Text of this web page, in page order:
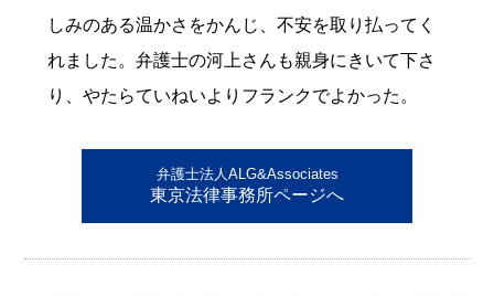
しみのある温かさをかんじ、不安を取り払ってく
れました。弁護士の河上さんも親身にきいて下さ
り、やたらていねいよりフランクでよかった。
弁護士法人ALG&Associates
東京法律事務所ページへ